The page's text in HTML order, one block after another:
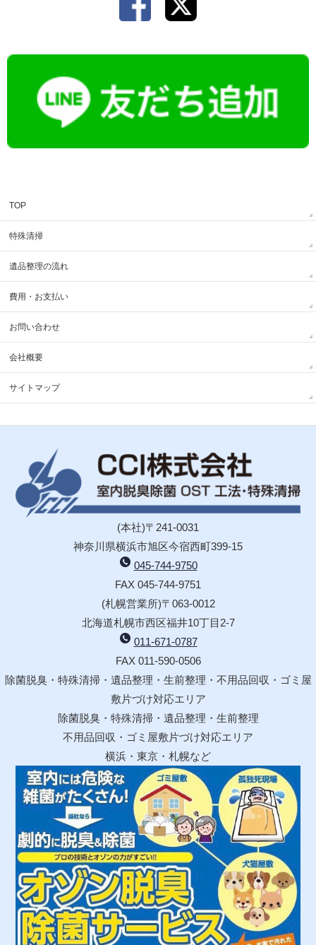
TOP
特殊清掃
遺品整理の流れ
費用・お支払い
お問い合わせ
会社概要
サイトマップ
(本社)〒241-0031
神奈川県横浜市旭区今宿西町399-15
045-744-9750
FAX 045-744-9751
(札幌営業所)〒063-0012
北海道札幌市西区福井10丁目2-7
011-671-0787
FAX 011-590-0506
除菌脱臭・特殊清掃・遺品整理・生前整理・不用品回収・ゴミ屋
敷片づけ対応エリア
除菌脱臭・特殊清掃・遺品整理・生前整理
不用品回収・ゴミ屋敷片づけ対応エリア
横浜・東京・札幌など